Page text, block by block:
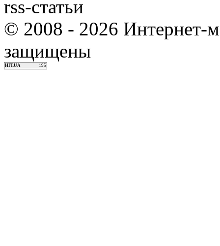
rss-статьи
© 2008 - 2026 Интернет-
защищены
HIT.UA 195